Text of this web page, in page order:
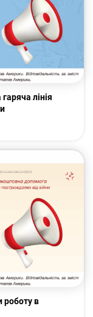
лінія
роботу в